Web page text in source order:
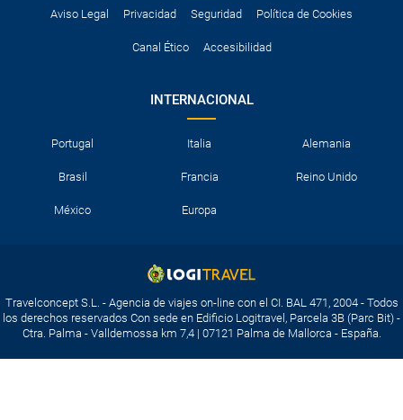
Aviso Legal Privacidad Seguridad Política de Cookies
Canal Ético Accesibilidad
INTERNACIONAL
Portugal Italia Alemania
Brasil Francia Reino Unido
México Europa
Travelconcept S.L. - Agencia de viajes on-line con el CI. BAL 471, 2004 - Todos
los derechos reservados Con sede en Edificio Logitravel, Parcela 3B (Parc Bit) -
Ctra. Palma - Valldemossa km 7,4 | 07121 Palma de Mallorca - España.